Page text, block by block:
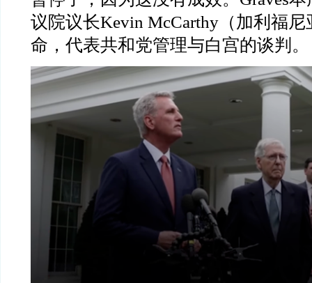
议院议长Kevin McCarthy （加利福
命，代表共和党管理与白宫的谈判。